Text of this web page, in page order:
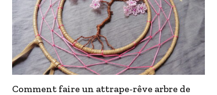
Comment faire un attrape-rêve arbre de